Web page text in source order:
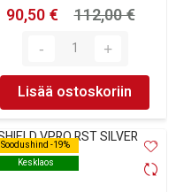
90,50 €
112,00 €
Lisää ostoskoriin
Soodushind -19%
Kesklaos
Soodushind -19%
Kesklaos